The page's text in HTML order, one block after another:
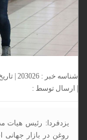
شناسه خبر : 203026 | تاریخ انتشار : 08 Azar 1403 - 11:49 | 3292 بازدید | تعداد دیدگاه :
| ارسال توسط :
یزدفردا: رئیس هیات
روغن در بازار جهانی